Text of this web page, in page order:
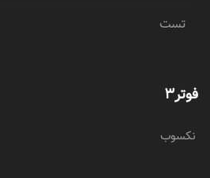
تست
فوتر3
نکسوب